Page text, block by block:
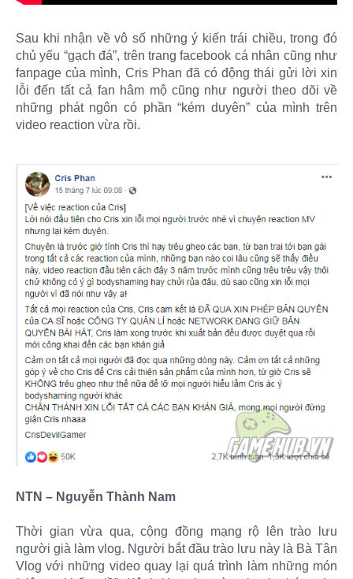
Sau khi nhận về vô số những ý kiến trái chiều, trong đó
chủ yếu “gạch đá”, trên trang facebook cá nhân cũng như
fanpage của mình, Cris Phan đã có động thái gửi lời xin
lỗi đến tất cả fan hâm mộ cũng như người theo dõi về
những phát ngôn có phần “kém duyên” của mình trên
video reaction vừa rồi.
NTN – Nguyễn Thành Nam
Thời gian vừa qua, cộng đồng mạng rộ lên trào lưu
người già làm vlog. Người bắt đầu trào lưu này là Bà Tân
Vlog với những video quay lại quá trình làm những món